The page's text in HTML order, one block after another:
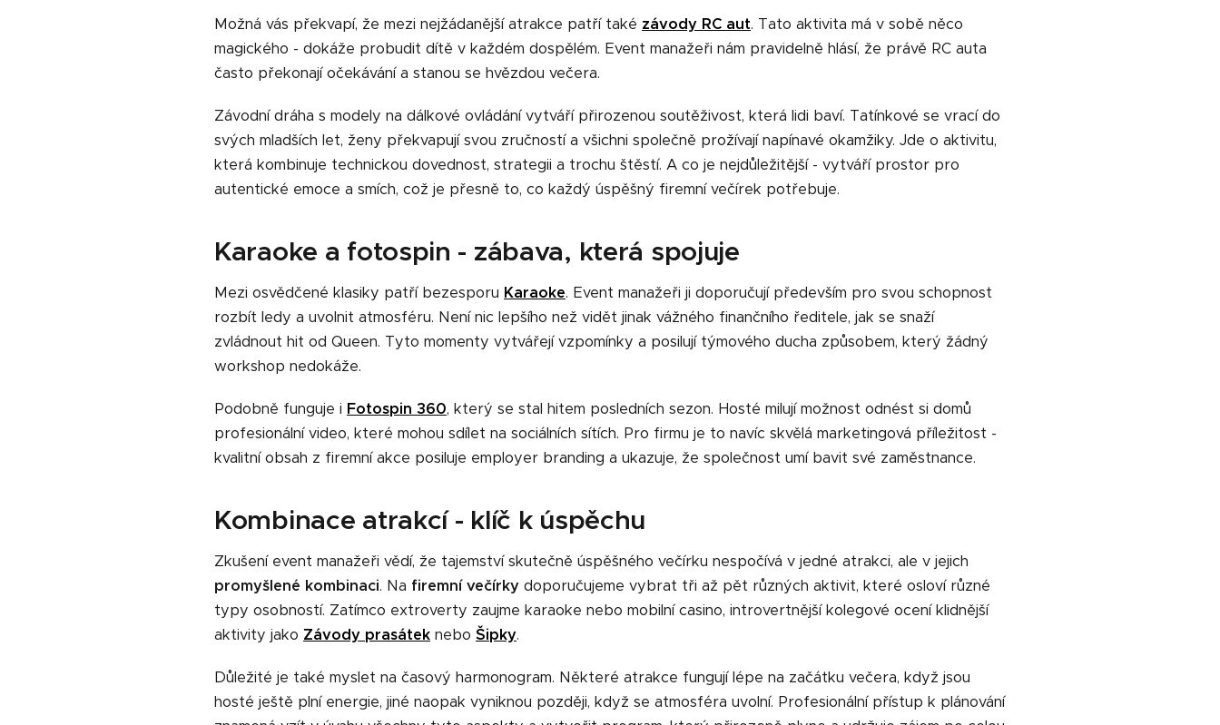
Možná vás překvapí, že mezi nejžádanější atrakce patří také závody RC aut. Tato aktivita má v sobě něco
magického - dokáže probudit dítě v každém dospělém. Event manažeři nám pravidelně hlásí, že právě RC auta
často překonají očekávání a stanou se hvězdou večera.
Závodní dráha s modely na dálkové ovládání vytváří přirozenou soutěživost, která lidi baví. Tatínkové se vrací do
svých mladších let, ženy překvapují svou zručností a všichni společně prožívají napínavé okamžiky. Jde o aktivitu,
která kombinuje technickou dovednost, strategii a trochu štěstí. A co je nejdůležitější - vytváří prostor pro
autentické emoce a smích, což je přesně to, co každý úspěšný firemní večírek potřebuje.
Karaoke a fotospin - zábava, která spojuje
Mezi osvědčené klasiky patří bezesporu Karaoke. Event manažeři ji doporučují především pro svou schopnost
rozbít ledy a uvolnit atmosféru. Není nic lepšího než vidět jinak vážného finančního ředitele, jak se snaží
zvládnout hit od Queen. Tyto momenty vytvářejí vzpomínky a posilují týmového ducha způsobem, který žádný
workshop nedokáže.
Podobně funguje i Fotospin 360, který se stal hitem posledních sezon. Hosté milují možnost odnést si domů
profesionální video, které mohou sdílet na sociálních sítích. Pro firmu je to navíc skvělá marketingová příležitost -
kvalitní obsah z firemní akce posiluje employer branding a ukazuje, že společnost umí bavit své zaměstnance.
Kombinace atrakcí - klíč k úspěchu
Zkušení event manažeři vědí, že tajemství skutečně úspěšného večírku nespočívá v jedné atrakci, ale v jejich
promyšlené kombinaci. Na firemní večírky doporučujeme vybrat tři až pět různých aktivit, které osloví různé
typy osobností. Zatímco extroverty zaujme karaoke nebo mobilní casino, introvertnější kolegové ocení klidnější
aktivity jako Závody prasátek nebo Šipky.
Důležité je také myslet na časový harmonogram. Některé atrakce fungují lépe na začátku večera, když jsou
hosté ještě plní energie, jiné naopak vyniknou později, když se atmosféra uvolní. Profesionální přístup k plánování